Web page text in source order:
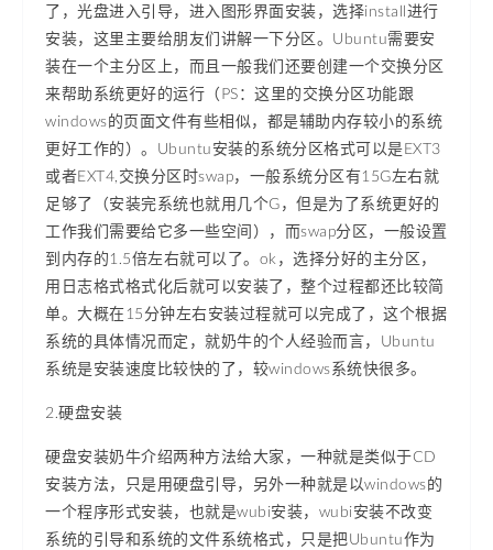
了，光盘进入引导，进入图形界面安装，选择install进行
安装，这里主要给朋友们讲解一下分区。Ubuntu需要安
装在一个主分区上，而且一般我们还要创建一个交换分区
来帮助系统更好的运行（PS：这里的交换分区功能跟
windows的页面文件有些相似，都是辅助内存较小的系统
更好工作的）。Ubuntu安装的系统分区格式可以是EXT3
或者EXT4,交换分区时swap，一般系统分区有15G左右就
足够了（安装完系统也就用几个G，但是为了系统更好的
工作我们需要给它多一些空间），而swap分区，一般设置
到内存的1.5倍左右就可以了。ok，选择分好的主分区，
用日志格式格式化后就可以安装了，整个过程都还比较简
单。大概在15分钟左右安装过程就可以完成了，这个根据
系统的具体情况而定，就奶牛的个人经验而言，Ubuntu
系统是安装速度比较快的了，较windows系统快很多。
2.硬盘安装
硬盘安装奶牛介绍两种方法给大家，一种就是类似于CD
安装方法，只是用硬盘引导，另外一种就是以windows的
一个程序形式安装，也就是wubi安装，wubi安装不改变
系统的引导和系统的文件系统格式，只是把Ubuntu作为